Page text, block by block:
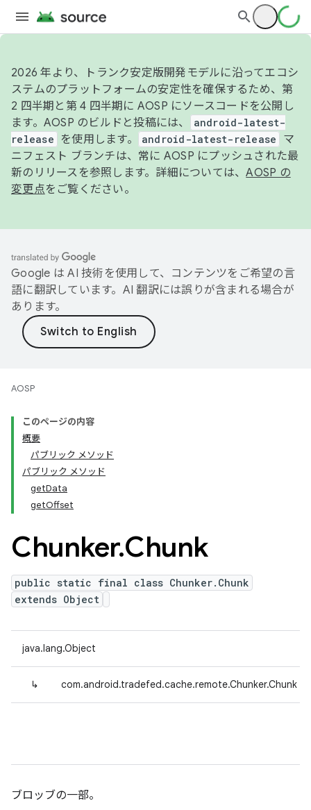
2026 年より、トランク安定版開発モデルに沿ってエコシ
ステムのプラットフォームの安定性を確保するため、第
2 四半期と第 4 四半期に AOSP にソースコードを公開し
ます。AOSP のビルドと投稿には、
android-latest-
release
を使用します。 android-latest-release
マ
ニフェスト ブランチは、常に AOSP にプッシュされた最
新のリリースを参照します。詳細については、AOSP の
変更点をご覧ください。
Google は AI 技術を使用して、コンテンツをご希望の言
語に翻訳しています。AI 翻訳には誤りが含まれる場合が
あります。
AOSP
このページの内容
概要
パブリック メソッド
パブリック メソッド
getData
getOffset
Chunker.Chunk
public static final class Chunker.Chunk
extends Object
java.lang.Object
↳ com.android.tradefed.cache.remote.Chunker.Chunk
ブロッブの一部。